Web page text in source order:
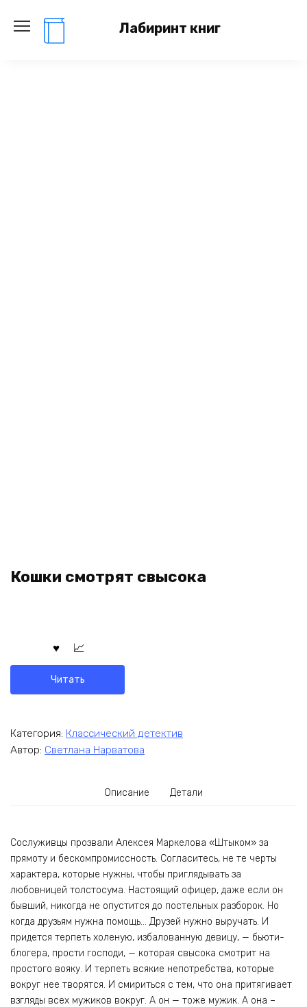
содержанию
Лабиринт книг
Кошки смотрят свысока
Читать
Категория: Классический детектив
Автор: Светлана Нарватова
Описание Детали
Сослуживцы прозвали Алексея Маркелова «Штыком» за
прямоту и бескомпромиссность. Согласитесь, не те черты
характера, которые нужны, чтобы приглядывать за
любовницей толстосума. Настоящий офицер, даже если он
бывший, никогда не опустится до постельных разборок. Но
когда друзьям нужна помощь… Друзей нужно выручать. И
придется терпеть холеную, избалованную девицу, — бьюти-
блогера, прости господи, — которая свысока смотрит на
простого вояку. И терпеть всякие непотребства, которые
вокруг нее творятся. И смириться с тем, что она притягивает
взгляды всех мужиков вокруг. А он — тоже мужик. А она –